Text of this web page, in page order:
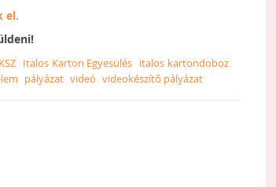
el.
Italos Karton Egyesülés italos kartondoboz
pályázat videó videokészítő pályázat